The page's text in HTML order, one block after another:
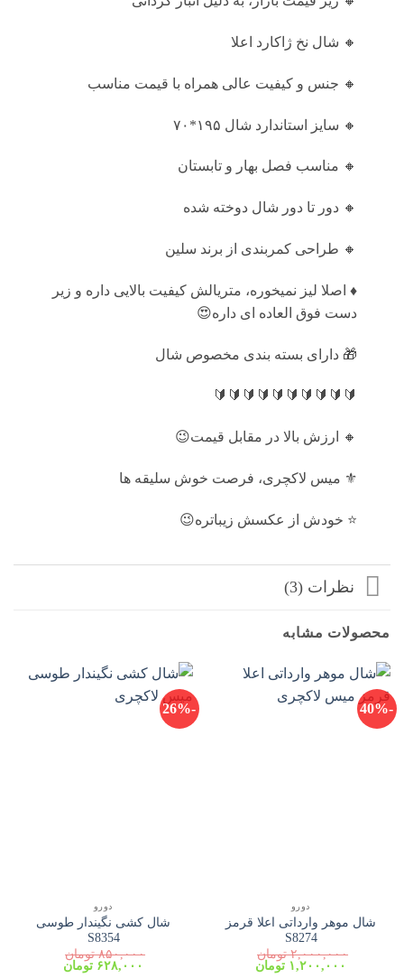
🔸 شال نخ ژاکارد اعلا
🔸️ جنس و کیفیت عالی همراه با قیمت مناسب
🔸️ سایز استاندارد شال ۱۹۵*۷۰
🔸️ مناسب فصل بهار و تابستان
🔸️ دور تا دور شال دوخته شده
🔸 طراحی کمربندی از برند سلین
♦️ اصلا لیز نمیخوره، متریالش کیفیت بالایی داره و زیر
دست فوق العاده ای داره😍
🎁 دارای بسته بندی مخصوص شال
🔰🔰🔰🔰🔰🔰🔰🔰🔰🔰
🔸 ارزش بالا در مقابل قیمت😉
⚜️ میس لاکچری، فرصت خوش سلیقه ها
⭐️ خودش از عکسش زیباتره😉
نظرات (3)
محصولات مشابه
-40%
دورو
شال موهر وارداتی اعلا قرمز
S8274
۲,۰۰۰,۰۰۰ تومان
قیمت
۱,۲۰۰,۰۰۰ تومان
-26%
دورو
شال کشی نگیندار طوسی
S8354
۸۵۰,۰۰۰ تومان
قیمت
۶۲۸,۰۰۰ تومان